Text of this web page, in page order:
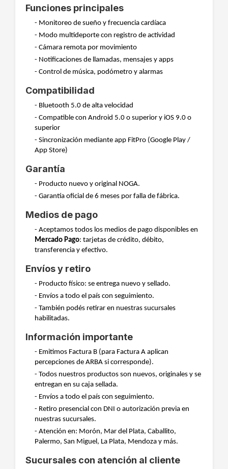
Funciones principales
- Monitoreo de sueño y frecuencia cardíaca
- Modo multideporte con registro de actividad
- Cámara remota por movimiento
- Notificaciones de llamadas, mensajes y apps
- Control de música, podómetro y alarmas
Compatibilidad
- Bluetooth 5.0 de alta velocidad
- Compatible con Android 5.0 o superior y iOS 9.0 o
superior
- Sincronización mediante app FitPro (Google Play /
App Store)
Garantía
- Producto nuevo y original NOGA.
- Garantía oficial de 6 meses por falla de fábrica.
Medios de pago
- Aceptamos todos los medios de pago disponibles en
Mercado Pago: tarjetas de crédito, débito,
transferencia y efectivo.
Envíos y retiro
- Producto físico: se entrega nuevo y sellado.
- Envíos a todo el país con seguimiento.
- También podés retirar en nuestras sucursales
habilitadas.
Información importante
- Emitimos Factura B (para Factura A aplican
percepciones de ARBA si corresponde).
- Todos nuestros productos son nuevos, originales y se
entregan en su caja sellada.
- Envíos a todo el país con seguimiento.
- Retiro presencial con DNI o autorización previa en
nuestras sucursales.
- Atención en: Morón, Mar del Plata, Caballito,
Palermo, San Miguel, La Plata, Mendoza y más.
Sucursales con atención al cliente